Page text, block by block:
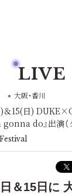
LIVE
大阪・香川
)＆15(日)
do』出演（
Festival
＆15日に